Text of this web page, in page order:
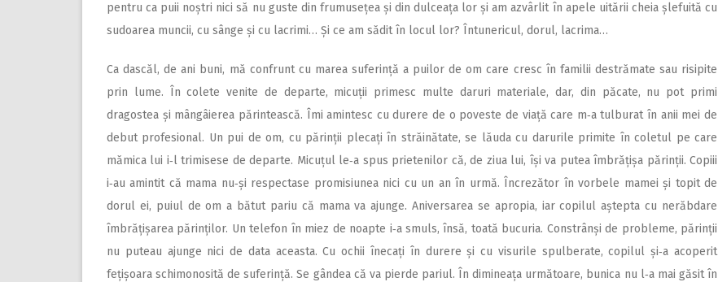
pentru ca puii noștri nici să nu guste din frumusețea și din dulceața lor și am azvârlit în apele uitării cheia șlefuită cu
sudoarea muncii, cu sânge și cu lacrimi… Și ce am sădit în locul lor? Întunericul, dorul, lacrima…
Ca dascăl, de ani buni, mă confrunt cu marea suferință a puilor de om care cresc în familii destrămate sau risipite
prin lume. În colete venite de departe, micuții primesc multe daruri materiale, dar, din păcate, nu pot primi
dragostea și mângâierea părintească. Îmi amintesc cu durere de o poveste de viață care m‑a tulburat în anii mei de
debut profesional. Un pui de om, cu părinții plecați în străinătate, se lăuda cu darurile primite în coletul pe care
mămica lui i‑l trimisese de departe. Micuțul le‑a spus prietenilor că, de ziua lui, își va putea îmbrățișa părinții. Copiii
i‑au amintit că mama nu‑și respectase promisiunea nici cu un an în urmă. Încrezător în vorbele mamei și topit de
dorul ei, puiul de om a bătut pariu că mama va ajunge. Aniversarea se apropia, iar copilul aștepta cu nerăbdare
îmbrățișarea părinților. Un telefon în miez de noapte i‑a smuls, însă, toată bucuria. Constrânși de probleme, părinții
nu puteau ajunge nici de data aceasta. Cu ochii înecați în durere și cu visurile spulberate, copilul și‑a acoperit
fețișoara schimonosită de suferință. Se gândea că va pierde pariul. În dimineața următoare, bunica nu l‑a mai găsit în